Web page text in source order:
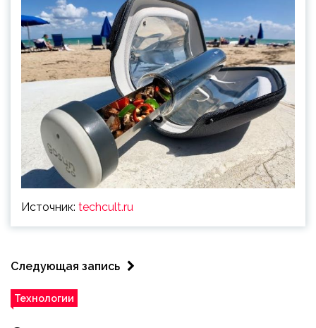
Источник: techcult.ru
Следующая запись
Технологии